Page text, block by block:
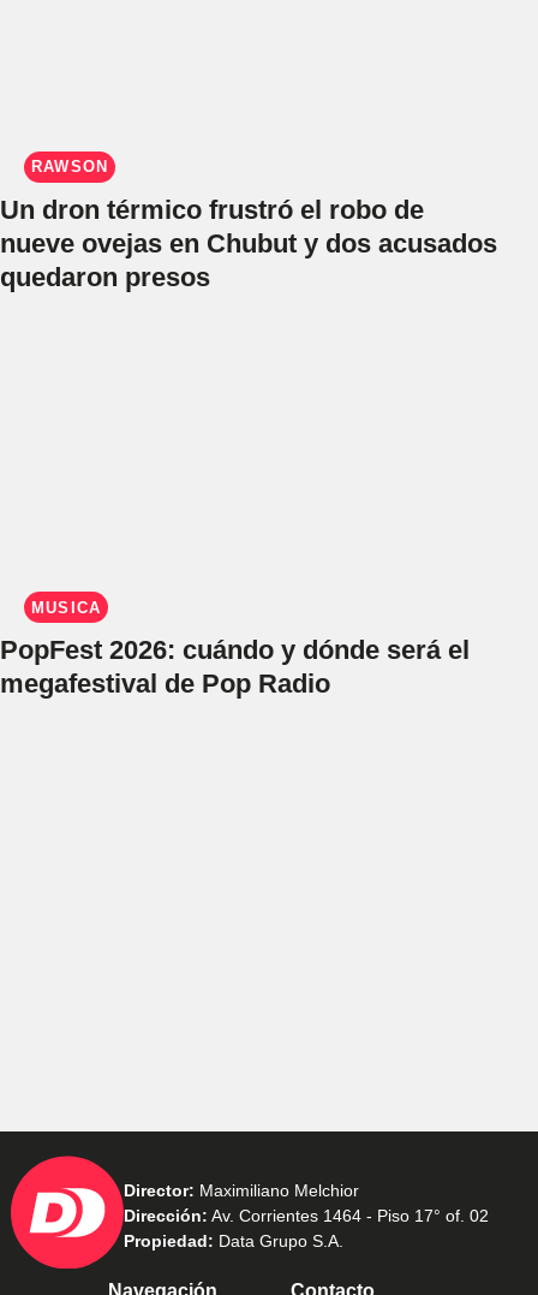
RAWSON
Un dron térmico frustró el robo de
nueve ovejas en Chubut y dos acusados
quedaron presos
MÚSICA
PopFest 2026: cuándo y dónde será el
megafestival de Pop Radio
Director: Maximiliano Melchior
Dirección: Av. Corrientes 1464 - Piso 17° of. 02
Propiedad: Data Grupo S.A.